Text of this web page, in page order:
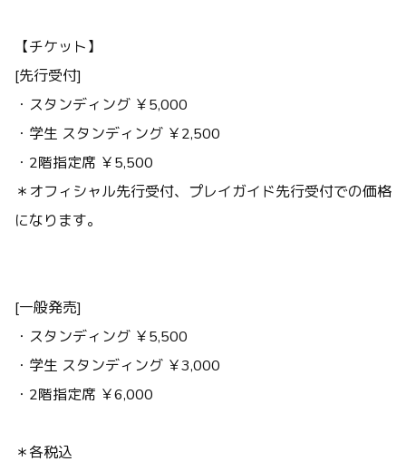
【チケット】
[先行受付]
・スタンディング ￥5,000
・学生 スタンディング ￥2,500
・2階指定席 ￥5,500
＊オフィシャル先行受付、プレイガイド先行受付での価格
になります。
[一般発売]
・スタンディング ￥5,500
・学生 スタンディング ￥3,000
・2階指定席 ￥6,000
＊各税込